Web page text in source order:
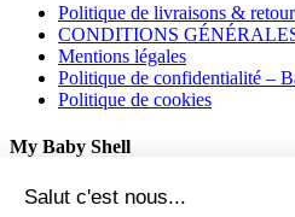
Politique de livraisons & retour
CONDITIONS
Mentions légales
Politique de confidentialité –
Politique de cookies
My Baby Shell
Mon compte
Salut c'est nous...